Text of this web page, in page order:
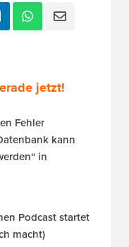
jetzt!
Fehler
kann
in
Podcast startet
macht)